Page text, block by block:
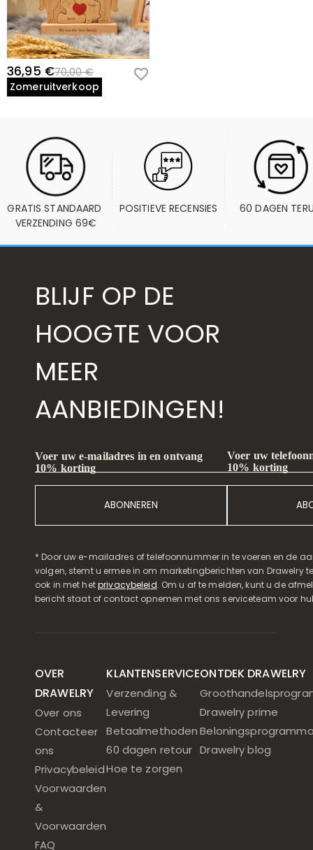
36,95 €70,00 €
Zomeruitverkoop
GRATIS STANDAARD
VERZENDING 69€
POSITIEVE RECENSIES 60 DAGEN
BLIJF OP DE
HOOGTE VOOR
MEER
AANBIEDINGEN!
Voer uw e-mailadres in en ontvang
10% korting
ABONNEREN
Voer uw
10% korting
* Door uw e-mailadres of telefoonnummer in te voeren en de
volgen, stemt u ermee in om marketingberichten van Drawelry
ook in met hetprivacybeleid. Om u af te melden, kunt u de
bericht staat of contact opnemen met ons serviceteam voor
OVER
DRAWELRY
Over ons
Contacteer
ons
Privacybeleid
Voorwaarden
&
Voorwaarden
FAQ
KLANTENSERVICE
Verzending &
Levering
Betaalmethoden
60 dagen retour
Hoe te zorgen
ONTDEK DRAWELRY
Drawelry prime
Drawelry blog